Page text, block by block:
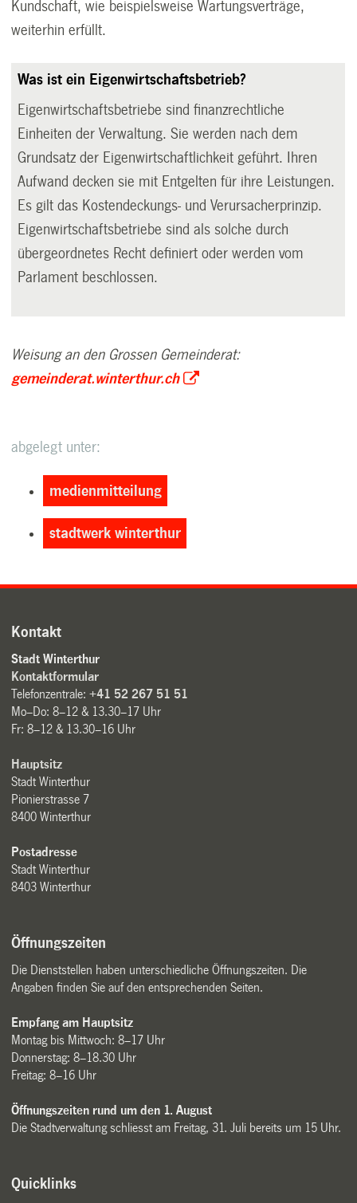
Kundschaft, wie beispielsweise Wartungsverträge,
weiterhin erfüllt.
Was ist ein Eigenwirtschaftsbetrieb?
Eigenwirtschaftsbetriebe sind finanzrechtliche
Einheiten der Verwaltung. Sie werden nach dem
Grundsatz der Eigenwirtschaftlichkeit geführt. Ihren
Aufwand decken sie mit Entgelten für ihre Leistungen.
Es gilt das Kostendeckungs- und Verursacherprinzip.
Eigenwirtschaftsbetriebe sind als solche durch
übergeordnetes Recht definiert oder werden vom
Parlament beschlossen.
Weisung an den Grossen Gemeinderat:
gemeinderat.winterthur.ch
abgelegt unter:
medienmitteilung
stadtwerk winterthur
Kontakt
Stadt Winterthur
Kontaktformular
Telefonzentrale:+41 52 267 51 51
Mo–Do: 8–12 & 13.30–17 Uhr
Fr: 8–12 & 13.30–16 Uhr
Hauptsitz
Stadt Winterthur
Pionierstrasse 7
8400 Winterthur
Postadresse
Stadt Winterthur
8403 Winterthur
Öffnungszeiten
Die Dienststellen haben unterschiedliche Öffnungszeiten. Die
Angaben finden Sie auf den entsprechenden Seiten.
Empfang am Hauptsitz
Montag bis Mittwoch: 8–17 Uhr
Donnerstag: 8–18.30 Uhr
Freitag: 8–16 Uhr
Öffnungszeiten rund um den 1. August
Die Stadtverwaltung schliesst am Freitag, 31. Juli bereits um 15 Uhr.
Quicklinks